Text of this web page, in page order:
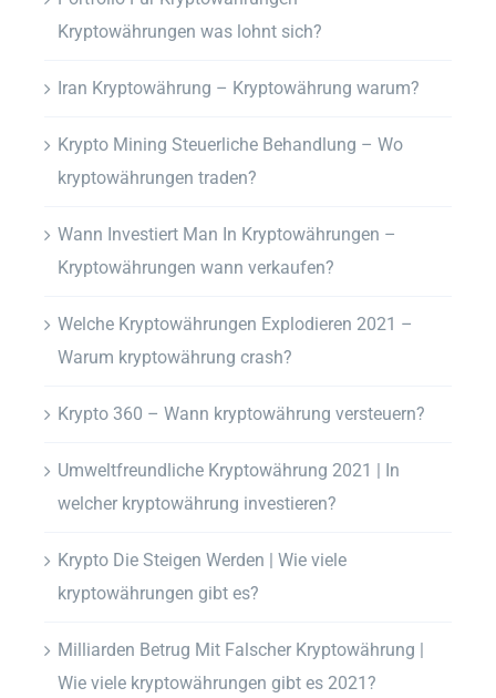
Kryptowährungen was lohnt sich?
Iran Kryptowährung – Kryptowährung warum?
Krypto Mining Steuerliche Behandlung – Wo
kryptowährungen traden?
Wann Investiert Man In Kryptowährungen –
Kryptowährungen wann verkaufen?
Welche Kryptowährungen Explodieren 2021 –
Warum kryptowährung crash?
Krypto 360 – Wann kryptowährung versteuern?
Umweltfreundliche Kryptowährung 2021 | In
welcher kryptowährung investieren?
Krypto Die Steigen Werden | Wie viele
kryptowährungen gibt es?
Milliarden Betrug Mit Falscher Kryptowährung |
Wie viele kryptowährungen gibt es 2021?